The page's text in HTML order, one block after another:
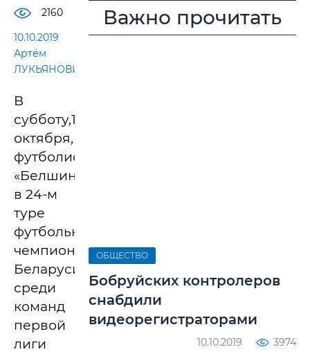
2160
10.10.2019
Артём
ЛУКЬЯНОВИЧ
В
субботу,12
октября,
футболисты
«Белшины»
в 24-м
туре
футбольного
чемпионата
Беларуси
среди
команд
первой
лиги
Важно прочитать
ОБЩЕСТВО
Бобруйских контролеров
снабдили
видеорегистраторами
10.10.2019 3974